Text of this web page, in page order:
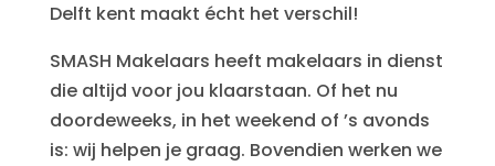
Delft kent maakt écht het verschil!
SMASH Makelaars heeft makelaars in dienst
die altijd voor jou klaarstaan. Of het nu
doordeweeks, in het weekend of ’s avonds
is: wij helpen je graag. Bovendien werken we